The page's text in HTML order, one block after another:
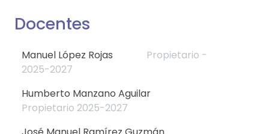
Docentes
Manuel López Rojas Propietario -
2025-2027
Humberto Manzano Aguilar
Propietario 2025-2027